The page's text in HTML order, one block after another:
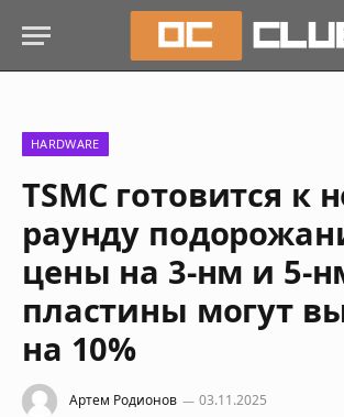
HARDWARE
TSMC готовится к
раунду
цены на 3-нм и 5-
пластины могут
на 10%
Артем Родионов 03.11.2025